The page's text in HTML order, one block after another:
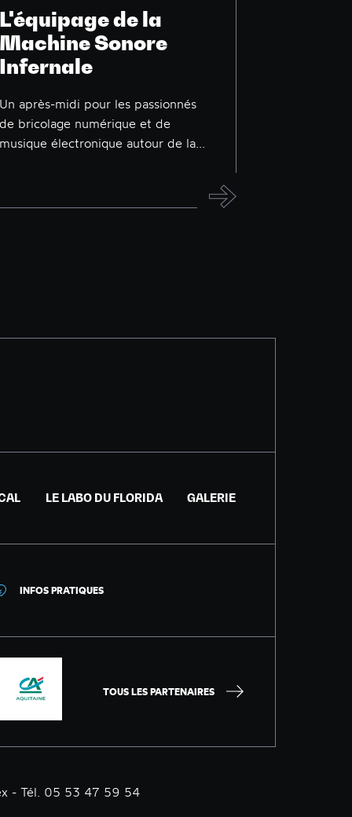
de la
Sonore
après-midi pour les passionnés
bricolage numérique et de
électronique autour de la...
LE LABO DU FLORIDA GALERIE
INFOS PRATIQUES
TOUS LES PARTENAIRES
- Tél. 05 53 47 59 54